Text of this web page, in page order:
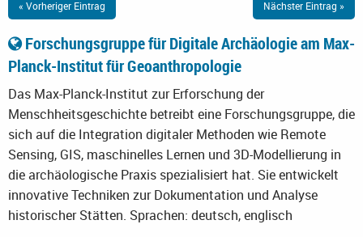
« Vorheriger Eintrag Nächster Eintrag »
Forschungsgruppe für Digitale Archäologie am Max-
Planck-Institut für Geoanthropologie
Das Max-Planck-Institut zur Erforschung der
Menschheitsgeschichte betreibt eine Forschungsgruppe, die
sich auf die Integration digitaler Methoden wie Remote
Sensing, GIS, maschinelles Lernen und 3D-Modellierung in
die archäologische Praxis spezialisiert hat. Sie entwickelt
innovative Techniken zur Dokumentation und Analyse
historischer Stätten. Sprachen: deutsch, englisch